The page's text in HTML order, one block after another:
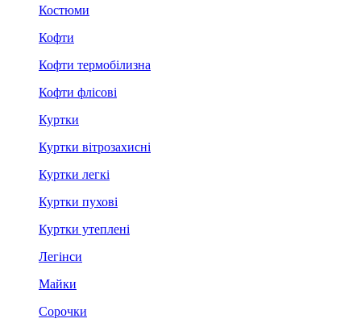
Костюми
Кофти
Кофти термобілизна
Кофти флісові
Куртки
Куртки вітрозахисні
Куртки легкі
Куртки пухові
Куртки утеплені
Легінси
Майки
Сорочки